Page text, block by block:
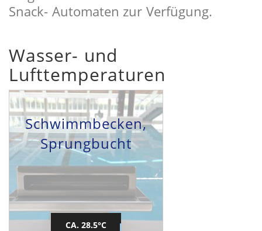
Snack- Automaten zur Verfügung.
Wasser- und
Lufttemperaturen
Schwimmbecken,
Sprungbucht
CA. 28.5°C